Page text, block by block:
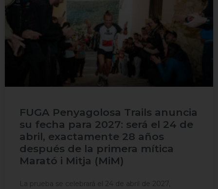
FUGA Penyagolosa Trails anuncia
su fecha para 2027: será el 24 de
abril, exactamente 28 años
después de la primera mítica
Marató i Mitja (MiM)
La prueba se celebrará el 24 de abril de 2027,